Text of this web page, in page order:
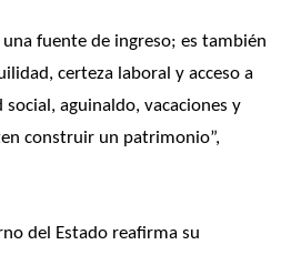
fuente de ingreso; es también
certeza laboral y acceso a
aguinaldo, vacaciones y
construir un patrimonio”,
del Estado reafirma su